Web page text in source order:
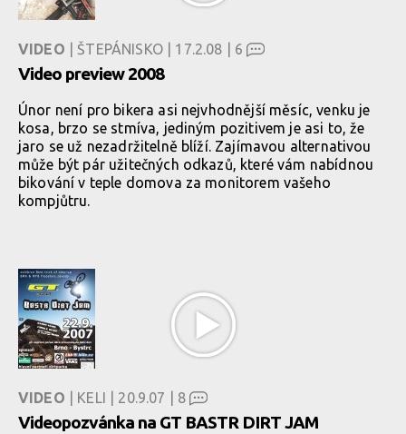
VIDEO | ŠTEPÁNISKO | 17.2.08 | 6
Video preview 2008
Únor není pro bikera asi nejvhodnější měsíc, venku je
kosa, brzo se stmíva, jediným pozitivem je asi to, že
jaro se už nezadržitelně blíží. Zajímavou alternativou
může být pár užitečných odkazů, které vám nabídnou
bikování v teple domova za monitorem vašeho
kompjůtru.
VIDEO | KELI | 20.9.07 | 8
Videopozvánka na GT BASTR DIRT JAM